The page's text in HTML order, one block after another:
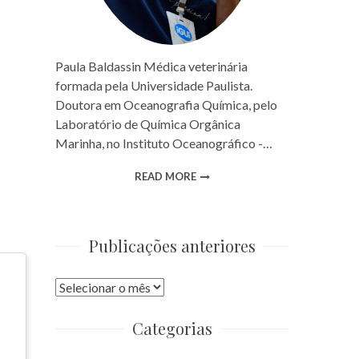
Paula Baldassin Médica veterinária
formada pela Universidade Paulista.
Doutora em Oceanografia Química, pelo
Laboratório de Química Orgânica
Marinha, no Instituto Oceanográfico -…
READ MORE
Publicações anteriores
Publicações
Categorias